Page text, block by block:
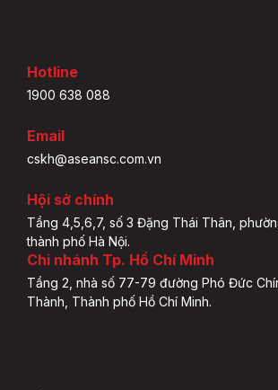
Hotline
1900 638 088
Email
cskh@aseansc.com.vn
Hội sở chính
Tầng 4,5,6,7, số 3 Đặng Thái Thân,
thành phố Hà Nội.
Chi nhánh Tp. Hồ Chí Minh
Tầng 2, nhà số 77-79 đường Phó Đức
Thành, Thành phố Hồ Chí Minh.